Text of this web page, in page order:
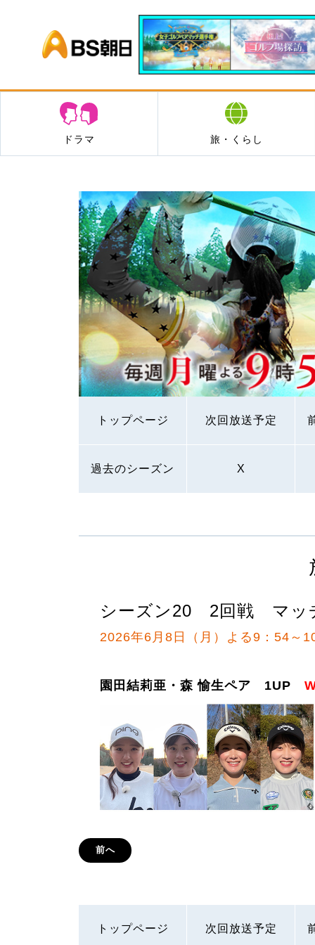
BS朝日
ドラマ 旅・くらし
トップページ 次回放送予定
過去のシーズン X
シーズン20 2回戦 マッ
2026年6月8日（月）よる9：54～
園田結莉亜・森 愉生ペア 1UP
前へ
トップページ 次回放送予定